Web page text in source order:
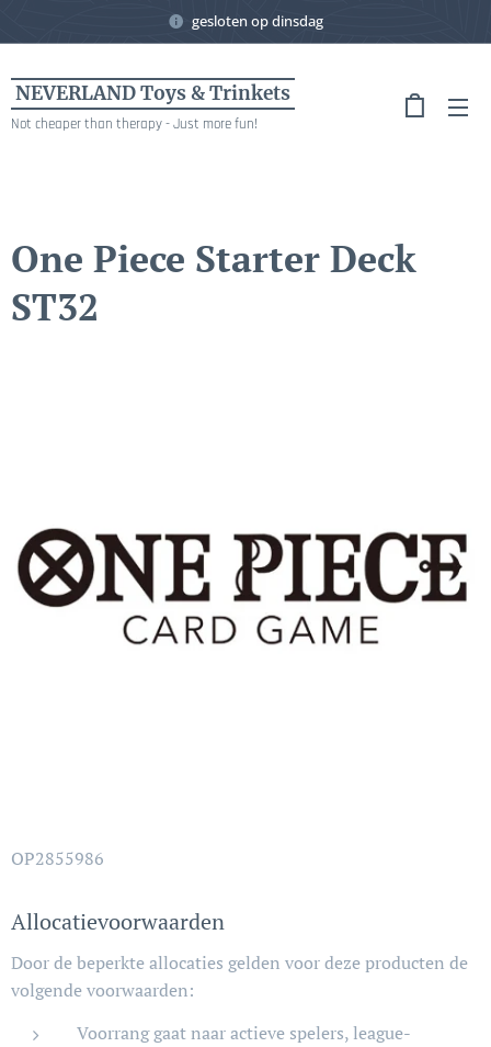
gesloten op dinsdag
NEVERLAND Toys & Trinkets
Not cheaper than therapy - Just more fun!
One Piece Starter Deck
ST32
OP2855986
Allocatievoorwaarden
Door de beperkte allocaties gelden voor deze producten de
volgende voorwaarden:
Voorrang gaat naar actieve spelers, league-